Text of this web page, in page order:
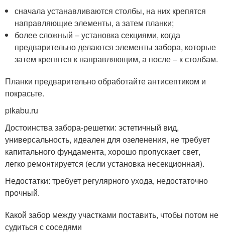
сначала устанавливаются столбы, на них крепятся
направляющие элементы, а затем планки;
более сложный – установка секциями, когда
предварительно делаются элементы забора, которые
затем крепятся к направляющим, а после – к столбам.
Планки предварительно обработайте антисептиком и
покрасьте.
pikabu.ru
Достоинства забора-решетки: эстетичный вид,
универсальность, идеален для озеленения, не требует
капитального фундамента, хорошо пропускает свет,
легко ремонтируется (если установка несекционная).
Недостатки: требует регулярного ухода, недостаточно
прочный.
Какой забор между участками поставить, чтобы потом не
судиться с соседями